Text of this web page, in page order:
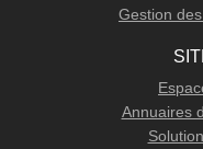
Gestion
Annuaires